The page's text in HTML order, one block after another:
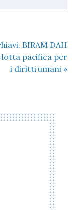
BIRAM DAH
lotta pacifica per
i diritti umani »